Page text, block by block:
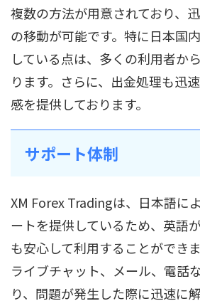
複数の方法が用意されており、
の移動が可能です。特に日本国
している点は、多くの利用者か
ります。さらに、出金処理も迅
感を提供しております。
サポート体制
XM Forex Tradingは、日本語に
ートを提供しているため、英語
も安心して利用することができ
ライブチャット、メール、電話
り、問題が発生した際に迅速に